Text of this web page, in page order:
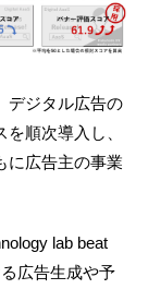
デジタル広告の
順次導入し、
に広告主の事業
lab beat
広告生成や予